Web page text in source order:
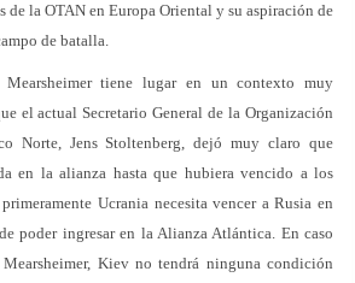
de la OTAN en Europa Oriental y su aspiración de
de batalla.
tiene lugar en un contexto muy
el actual Secretario General de la Organización
Norte, Jens Stoltenberg, dejó muy claro que
en la alianza hasta que hubiera vencido a los
Ucrania necesita vencer a Rusia en
poder ingresar en la Alianza Atlántica. En caso
Kiev no tendrá ninguna condición